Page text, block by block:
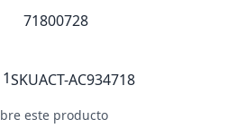
1SKUACT-AC934718
este producto